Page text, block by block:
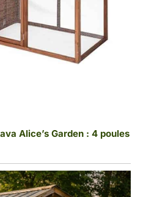
Alice’s Garden : 4 poules